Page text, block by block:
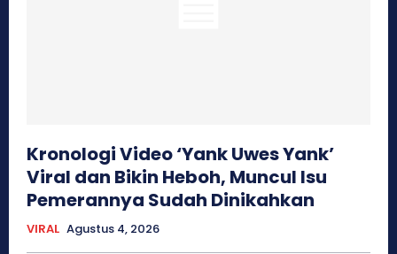
Kronologi Video ‘Yank Uwes Yank’
Viral dan Bikin Heboh, Muncul Isu
Pemerannya Sudah Dinikahkan
VIRAL Agustus 4, 2026